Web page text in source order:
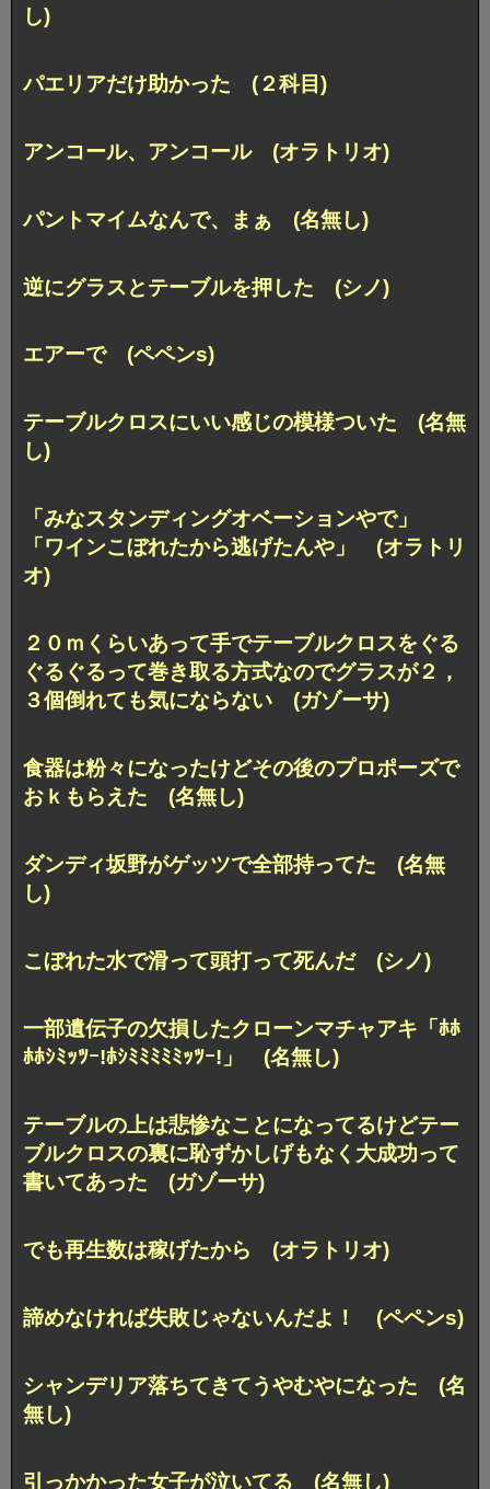
し)
パエリアだけ助かった (２科目)
アンコール、アンコール (オラトリオ)
パントマイムなんで、まぁ (名無し)
逆にグラスとテーブルを押した (シノ)
エアーで (ペペンs)
テーブルクロスにいい感じの模様ついた (名無
し)
「みなスタンディングオベーションやで」
「ワインこぼれたから逃げたんや」 (オラトリ
オ)
２０ｍくらいあって手でテーブルクロスをぐる
ぐるぐるって巻き取る方式なのでグラスが２，
３個倒れても気にならない (ガゾーサ)
食器は粉々になったけどその後のプロポーズで
おｋもらえた (名無し)
ダンディ坂野がゲッツで全部持ってた (名無
し)
こぼれた水で滑って頭打って死んだ (シノ)
一部遺伝子の欠損したクローンマチャアキ「ﾎﾎ
ﾎﾎｼﾐｯﾂｰ!ﾎｼﾐﾐﾐﾐﾐｯﾂｰ!」 (名無し)
テーブルの上は悲惨なことになってるけどテー
ブルクロスの裏に恥ずかしげもなく大成功って
書いてあった (ガゾーサ)
でも再生数は稼げたから (オラトリオ)
諦めなければ失敗じゃないんだよ！ (ペペンs)
シャンデリア落ちてきてうやむやになった (名
無し)
引っかかった女子が泣いてる (名無し)